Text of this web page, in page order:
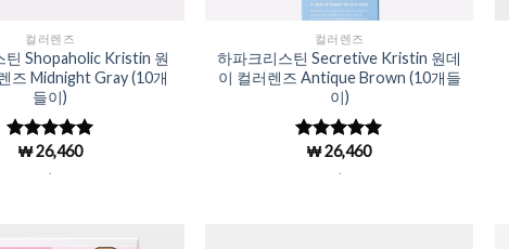
컬러렌즈
틴 Shopaholic Kristin 원
즈 Midnight Gray (10개
들이)
5 중에서
로 평
₩26,460
컬러렌즈
하파크리스틴 Secretive Kristin 원데
이 컬러렌즈 Antique Brown (10개들
이)
5 중에서
로 평
₩26,460